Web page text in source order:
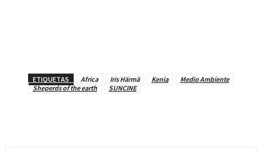
ETIQUETAS Africa Iris Härmä Kenia
Medio Ambiente
Sheperds of the earth
SUNCINE